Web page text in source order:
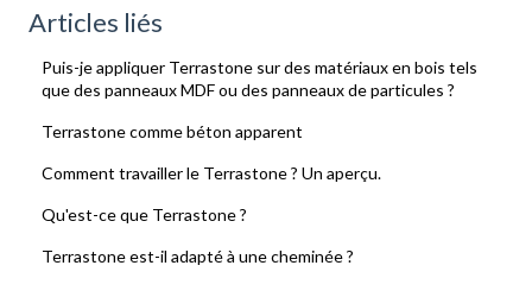
Articles liés
Puis-je appliquer Terrastone sur des matériaux en bois tels
que des panneaux MDF ou des panneaux de particules ?
Terrastone comme béton apparent
Comment travailler le Terrastone ? Un aperçu.
Qu'est-ce que Terrastone ?
Terrastone est-il adapté à une cheminée ?